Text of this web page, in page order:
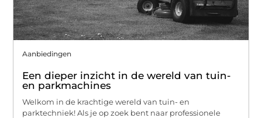
Aanbiedingen
Een dieper inzicht in de wereld van tuin-
en parkmachines
Welkom in de krachtige wereld van tuin- en
parktechniek! Als je op zoek bent naar professionele